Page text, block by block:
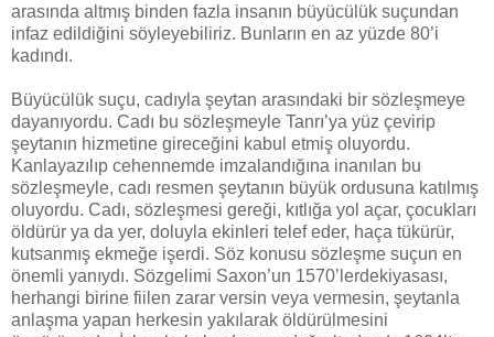
arasında altmış binden fazla insanın büyücülük suçundan
infaz edildiğini söyleyebiliriz. Bunların en az yüzde 80’i
kadındı.
Büyücülük suçu, cadıyla şeytan arasındaki bir sözleşmeye
dayanıyordu. Cadı bu sözleşmeyle Tanrı’ya yüz çevirip
şeytanın hizmetine gireceğini kabul etmiş oluyordu.
Kanlayazılıp cehennemde imzalandığına inanılan bu
sözleşmeyle, cadı resmen şeytanın büyük ordusuna katılmış
oluyordu. Cadı, sözleşmesi gereği, kıtlığa yol açar, çocukları
öldürür ya da yer, doluyla ekinleri telef eder, haça tükürür,
kutsanmış ekmeğe işerdi. Söz konusu sözleşme suçun en
önemli yanıydı. Sözgelimi Saxon’un 1570’lerdekiyasası,
herhangi birine fiilen zarar versin veya vermesin, şeytanla
anlaşma yapan herkesin yakılarak öldürülmesini